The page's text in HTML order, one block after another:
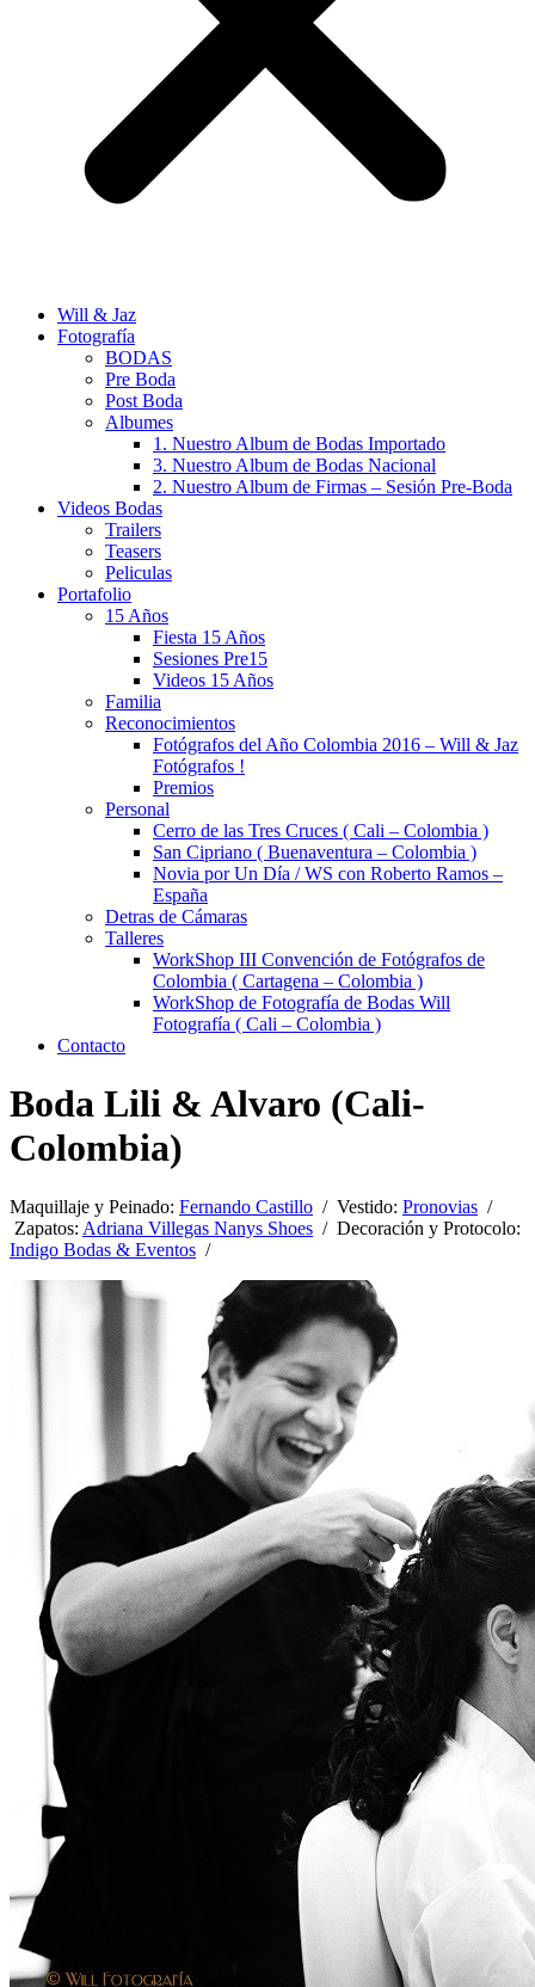
Will & Jaz
Fotografía
BODAS
Pre Boda
Post Boda
Albumes
1. Nuestro Album de Bodas Importado
3. Nuestro Album de Bodas Nacional
2. Nuestro Album de Firmas – Sesión Pre-Boda
Videos Bodas
Trailers
Teasers
Peliculas
Portafolio
15 Años
Fiesta 15 Años
Sesiones Pre15
Videos 15 Años
Familia
Reconocimientos
Fotógrafos del Año Colombia 2016 – Will & Jaz
Fotógrafos !
Premios
Personal
Cerro de las Tres Cruces ( Cali – Colombia )
San Cipriano ( Buenaventura – Colombia )
Novia por Un Día / WS con Roberto Ramos –
España
Detras de Cámaras
Talleres
WorkShop III Convención de Fotógrafos de
Colombia ( Cartagena – Colombia )
WorkShop de Fotografía de Bodas Will
Fotografía ( Cali – Colombia )
Contacto
Boda Lili & Alvaro (Cali-
Colombia)
Maquillaje y Peinado: Fernando Castillo / Vestido: Pronovias /
Zapatos: Adriana Villegas Nanys Shoes / Decoración y Protocolo:
Indigo Bodas & Eventos /